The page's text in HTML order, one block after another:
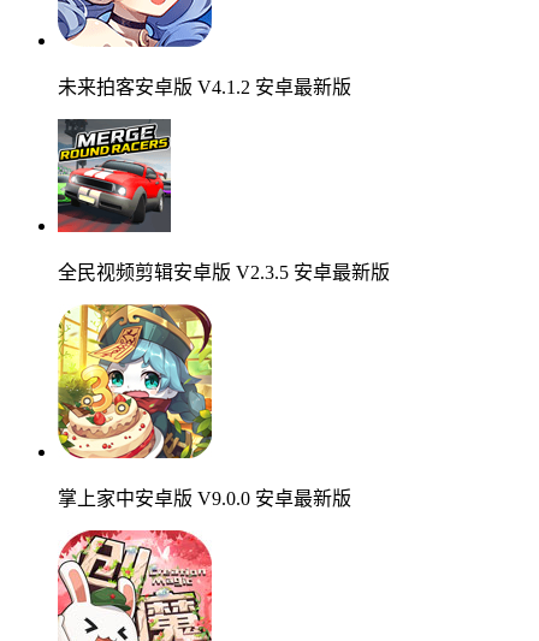
未来拍客安卓版 V4.1.2 安卓最新版
全民视频剪辑安卓版 V2.3.5 安卓最新版
掌上家中安卓版 V9.0.0 安卓最新版